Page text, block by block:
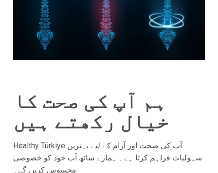
ہم آپ کی صحت کا
خیال رکھتے ہیں
Healthy Türkiye آپ کی صحت اور آرام کے لیے بہترین
سہولیات فراہم کرتا ہے۔ ہمارے ساتھ آپ خود کو خصوصی
محسوس کریں گے۔